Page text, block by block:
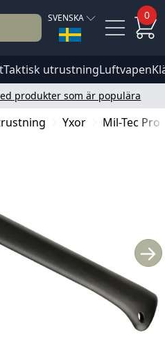
SVENSKA 0
Taktisk utrustningLuftvapen
produkter som är populära
Yxor Mil-Tec
→